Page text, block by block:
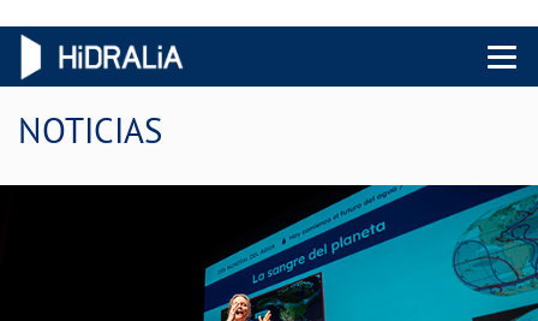
Menu
NOTICIAS